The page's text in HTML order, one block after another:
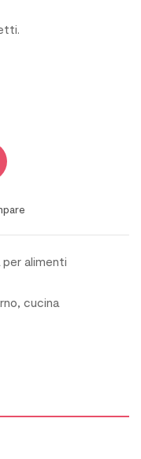
alimenti
, cucina